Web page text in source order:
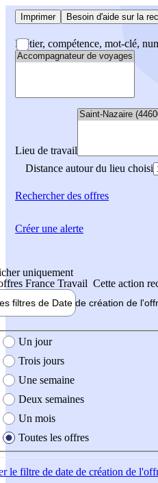
Imprimer Besoin d'aide sur la
Métier, compétence, mot-clé,
Lieu de travail
Distance autour du lieu choisi
Rechercherdes offres
uniquement
France Travail Cette action
filtres de Date de création de
création de l'offre
Un jour
Trois jours
Une semaine
Deux semaines
Un mois
Toutes les offres
le filtre de date de création de
Créer une alerte